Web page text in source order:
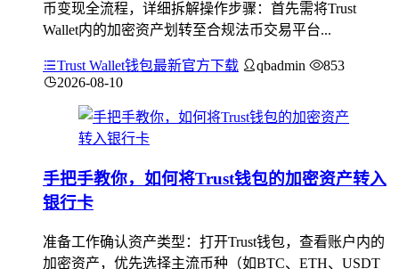
币变现全流程，详细拆解操作步骤：首先需将Trust
Wallet内的加密资产划转至合规法币交易平台...
Trust Wallet钱包最新官方下载 qbadmin
853
2026-08-10
手把手教你，如何将Trust钱包的加密资产转入
银行卡
准备工作确认资产类型：打开Trust钱包，查看账户内的
加密资产，优先选择主流币种（如BTC、ETH、USDT